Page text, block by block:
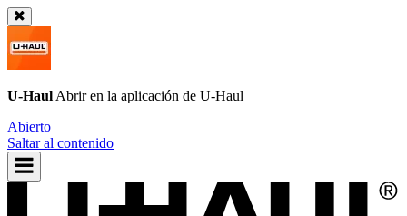
U-Haul Abrir en la aplicación de U-Haul
Abierto
Saltar al contenido